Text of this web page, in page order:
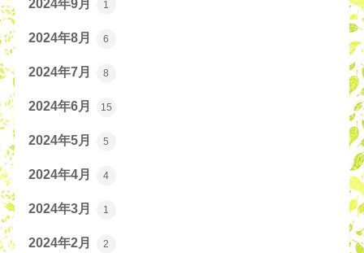
2024年9月 1
2024年8月 6
2024年7月 8
2024年6月 15
2024年5月 5
2024年4月 4
2024年3月 1
2024年2月 2